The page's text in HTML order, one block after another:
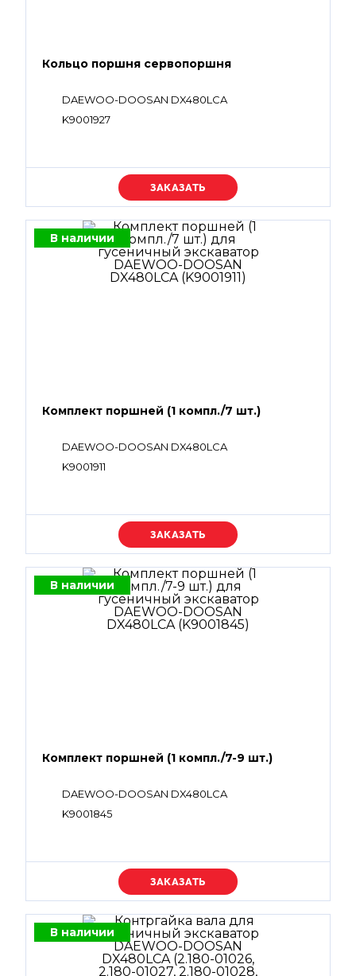
Кольцо поршня сервопоршня
DAEWOO-DOOSAN DX480LCA
K9001927
Уточняйте цену
В наличии
Комплект поршней (1 компл./7 шт.)
DAEWOO-DOOSAN DX480LCA
K9001911
Уточняйте цену
В наличии
Комплект поршней (1 компл./7-9 шт.)
DAEWOO-DOOSAN DX480LCA
K9001845
Уточняйте цену
В наличии